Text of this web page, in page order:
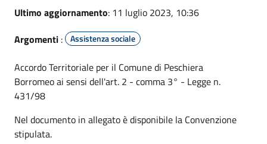
Ultimo aggiornamento: 11 luglio 2023, 10:36
Argomenti : Assistenza sociale
Accordo Territoriale per il Comune di Peschiera
Borromeo ai sensi dell'art. 2 - comma 3° - Legge n.
431/98
Nel documento in allegato è disponibile la Convenzione
stipulata.